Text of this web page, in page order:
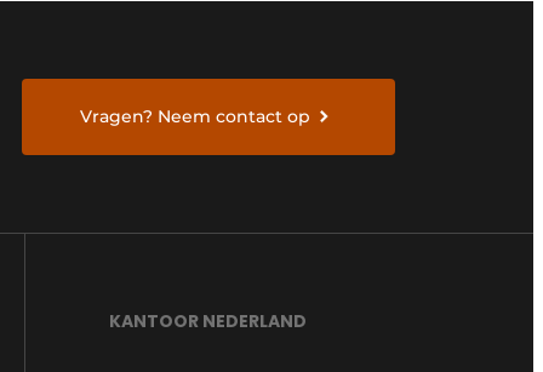
Vragen? Neem contact op
KANTOOR NEDERLAND